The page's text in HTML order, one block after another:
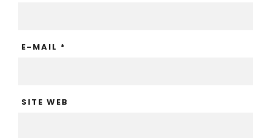
E-MAIL *
SITE WEB